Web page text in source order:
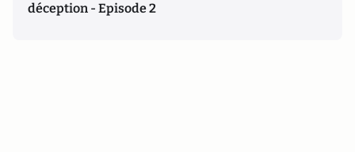
déception - Episode 2